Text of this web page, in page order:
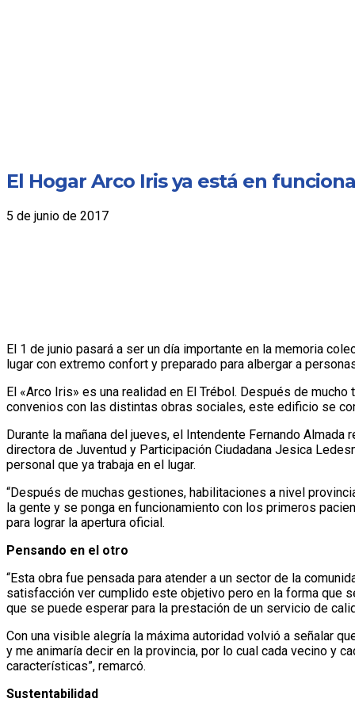
El Hogar Arco Iris ya está en
5 de junio de 2017
El 1 de junio pasará a ser un día importante en la memoria
lugar con extremo confort y preparado para albergar a
El «Arco Iris» es una realidad en El Trébol. Después de
convenios con las distintas obras sociales, este edificio se
Durante la mañana del jueves, el Intendente Fernando
directora de Juventud y Participación Ciudadana Jesica
personal que ya trabaja en el lugar.
“Después de muchas gestiones, habilitaciones a nivel
la gente y se ponga en funcionamiento con los primeros
para lograr la apertura oficial.
Pensando en el otro
“Esta obra fue pensada para atender a un sector de la
satisfacción ver cumplido este objetivo pero en la forma que
que se puede esperar para la prestación de un servicio de
Con una visible alegría la máxima autoridad volvió a señalar
y me animaría decir en la provincia, por lo cual cada vecino y
características”, remarcó.
Sustentabilidad